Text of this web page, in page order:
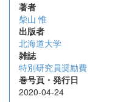
著者
柴山 惟
出版者
北海道大学
雑誌
特別研究員奨励費
巻号頁・発行日
2020-04-24